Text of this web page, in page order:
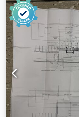
Dimenzije tračne
okruglo 430 mm /
dimenzija
odsečka: 8 mm
motora pogona
Chjdpfx Aoylmlijikja
Težina: oko 3.400 kg